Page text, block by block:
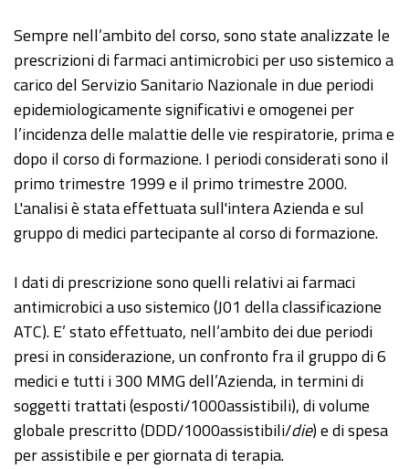
Sempre nell’ambito del corso, sono state analizzate le
prescrizioni di farmaci antimicrobici per uso sistemico a
carico del Servizio Sanitario Nazionale in due periodi
epidemiologicamente significativi e omogenei per
l’incidenza delle malattie delle vie respiratorie, prima e
dopo il corso di formazione. I periodi considerati sono il
primo trimestre 1999 e il primo trimestre 2000.
L'analisi è stata effettuata sull'intera Azienda e sul
gruppo di medici partecipante al corso di formazione.
I dati di prescrizione sono quelli relativi ai farmaci
antimicrobici a uso sistemico (J01 della classificazione
ATC). E’ stato effettuato, nell’ambito dei due periodi
presi in considerazione, un confronto fra il gruppo di 6
medici e tutti i 300 MMG dell’Azienda, in termini di
soggetti trattati (esposti/1000assistibili), di volume
globale prescritto (DDD/1000assistibili/die) e di spesa
per assistibile e per giornata di terapia.